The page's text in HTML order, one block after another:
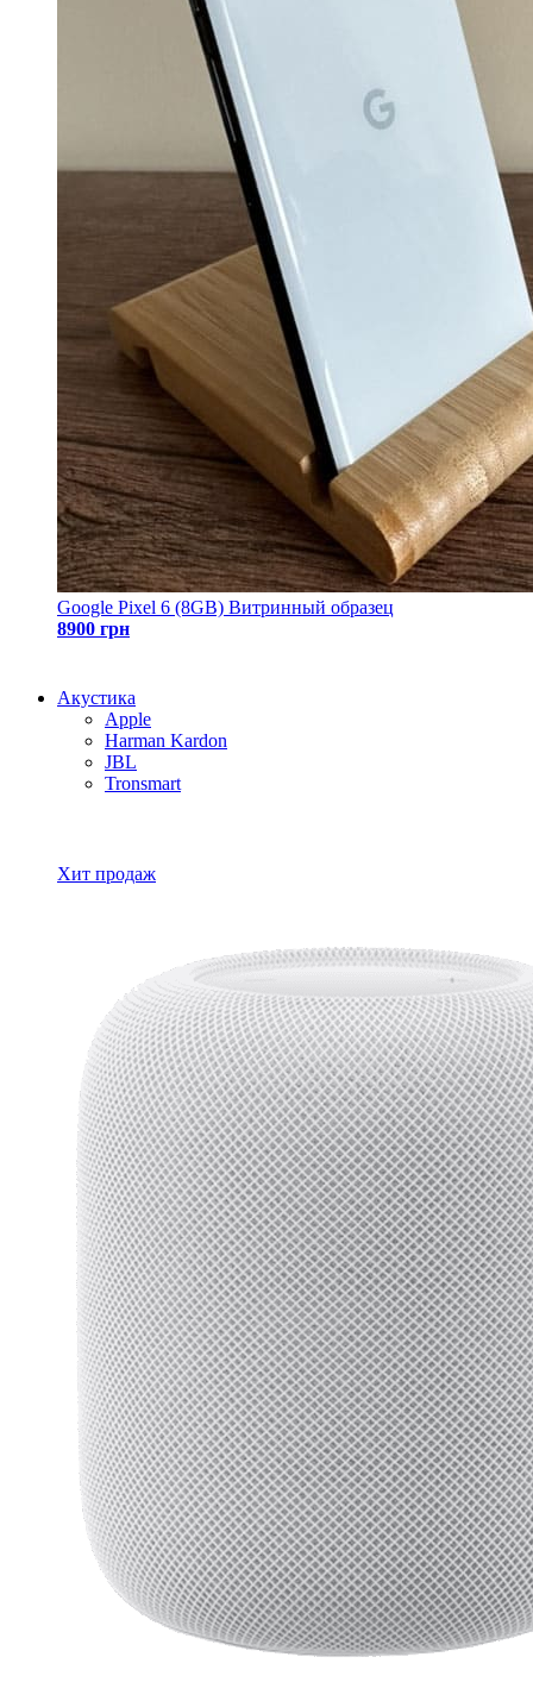
Google Pixel 6 (8GB) Витринный образец
8900 грн
Акустика
Apple
Harman Kardon
JBL
Tronsmart
Хит продаж